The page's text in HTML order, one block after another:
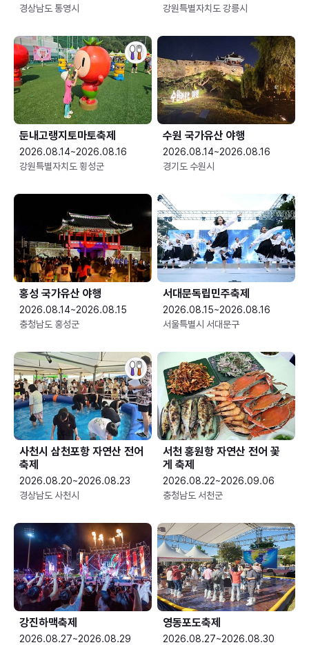
경상남도 통영시
강원특별자치도 강릉시
둔내고랭지토마토축제
2026.08.14~2026.08.16
강원특별자치도 횡성군
수원 국가유산 야행
2026.08.14~2026.08.16
경기도 수원시
홍성 국가유산 야행
2026.08.14~2026.08.15
충청남도 홍성군
서대문독립민주축제
2026.08.15~2026.08.16
서울특별시 서대문구
사천시 삼천포항 자연산 전어
축제
2026.08.20~2026.08.23
경상남도 사천시
서천 홍원항 자연산 전어 꽃
게 축제
2026.08.22~2026.09.06
충청남도 서천군
강진하맥축제
2026.08.27~2026.08.29
영동포도축제
2026.08.27~2026.08.30